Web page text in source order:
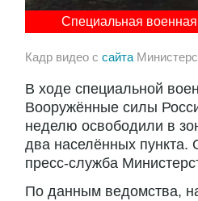
Специальная
Кадр видео с сайта
В ходе специальной
Вооружённые силы
неделю освободили в
два населённых пункта.
пресс-служба
По данным ведомства,